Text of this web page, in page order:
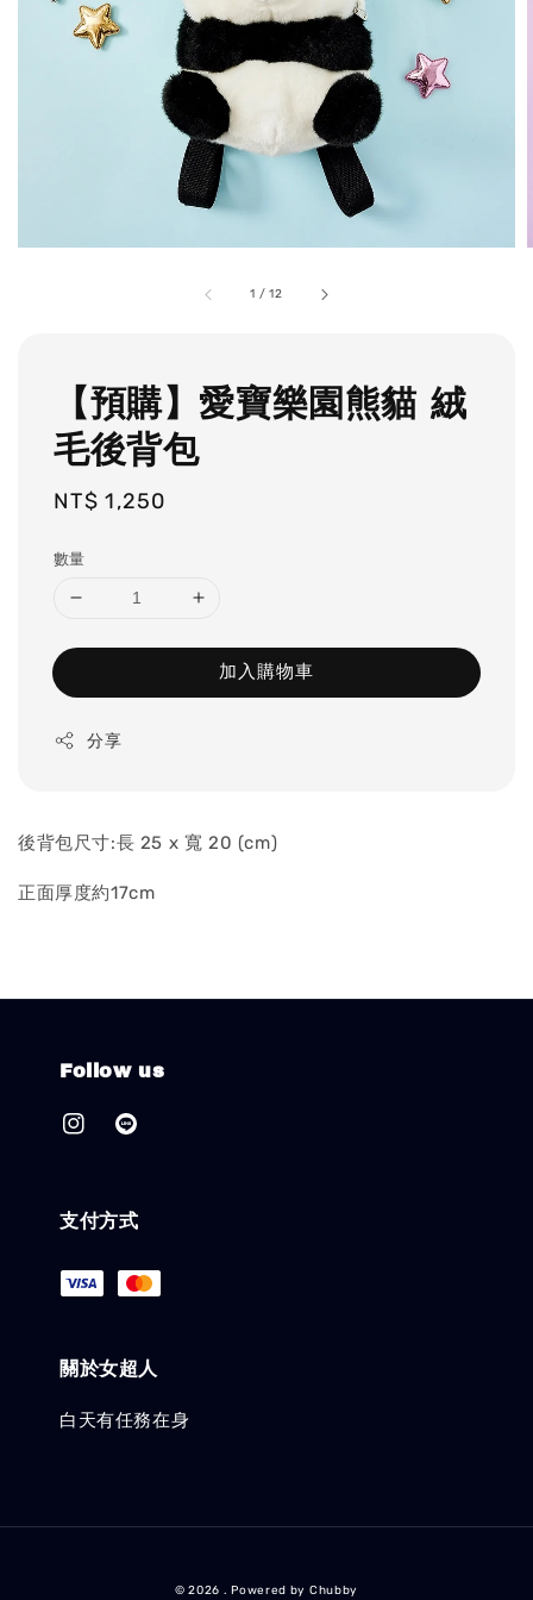
1 /12
【預購】愛寶樂園熊貓 絨
毛後背包
Regular
NT$ 1,250
數量
加入購物車
分享
後背包尺寸:長 25 x 寬 20 (cm)
正面厚度約17cm
Follow us
支付方式
關於女超人
白天有任務在身
© 2026 . Powered by Chubby